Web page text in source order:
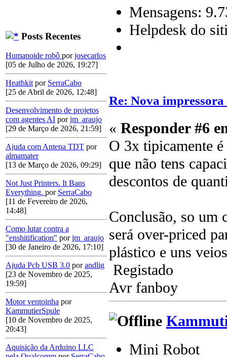
Posts Recentes
Humanoide robô porjosecarlos
[05 de Julho de 2026, 19:27]
Heathkit por SerraCabo
[25 de Abril de 2026, 12:48]
Desenvolvimento de projetos
com agentes AI porjm_araujo
[29 de Março de 2026, 21:59]
Ajuda com Antena TDT por
almamater
[13 de Março de 2026, 09:29]
Not Just Printers. It Bans
Everything. por SerraCabo
[11 de Fevereiro de 2026,
14:48]
Como lutar contra a
"enshitification" porjm_araujo
[30 de Janeiro de 2026, 17:10]
Ajuda Pcb USB 3.0 porandlig
[23 de Novembro de 2025,
19:59]
Motor ventoinha por
KammutierSpule
[10 de Novembro de 2025,
20:43]
Aquisição da Arduino LLC
Mensagens:
Helpdesk do
Re: Nova
« Responder #6
O 3x tipicamente
que não tens
descontos de
Conclusão, so um
será over-priced
plástico e uns
Registado
Avr fanboy
Mini Robot